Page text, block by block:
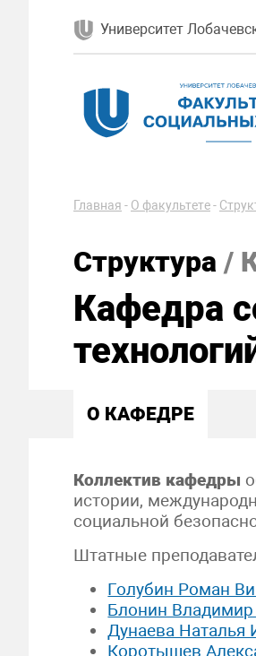
Университет
Главная - О факультете-
Структура /
Кафедра
О КАФЕДРЕ
Коллектив кафедры
истории,
социальной
Штатные
Голубин Роман
Блонин
Дунаева Наталья
Коротышев